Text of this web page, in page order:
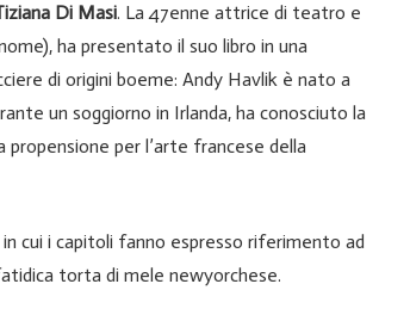
Di Masi. La 47enne attrice di teatro e
ha presentato il suo libro in una
di origini boeme: Andy Havlik è nato a
un soggiorno in Irlanda, ha conosciuto la
propensione per l’arte francese della
cui i capitoli fanno espresso riferimento ad
torta di mele newyorchese.